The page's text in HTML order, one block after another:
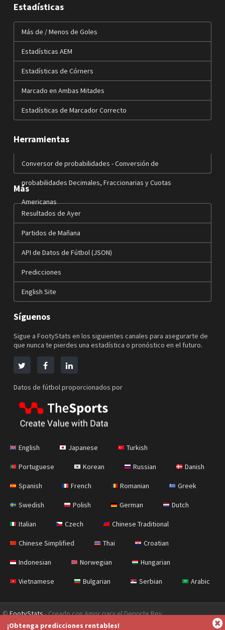
Estadísticas
Más de / Menos de Goles
Estadísticas AEM
Estadísticas de Córners
Marcado en Ambas Mitades
Estadísticas de Marcador Correcto
Herramientas
Conversor de probabilidades - Conversión de
probabilidades Decimales, Fraccionarias y Cuotas
Americanas
Más
Resultados de Ayer
Partidos de Mañana
API de Datos de Fútbol (JSON)
Predicciones
English Site
Síguenos
Sigue a FootyStats en los siguientes canales para asegurarte de
que nunca te pierdes una estadística o pronóstico en el futuro.
Datos de fútbol proporcionados por
English Japanese Turkish
Portuguese Korean Russian Danish
Spanish French Romanian Greek
Swedish Polish German Dutch
Italian Czech Chinese Traditional
Chinese Simplified Thai Croatian
Indonesian Norwegian Hungarian
Vietnamese Bulgarian Serbian Arabic
©FootyStats- Creado con Amor para el Deporte Rey
Contáctanos
Sobre nosotros Ayuda
¡Obtenga predicciones rentables!